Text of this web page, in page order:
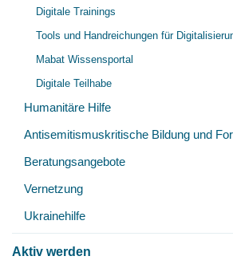
Digitale Trainings
Tools und Handreichungen für
Mabat Wissensportal
Digitale Teilhabe
Humanitäre Hilfe
Antisemitismuskritische Bildung und
Beratungsangebote
Vernetzung
Ukrainehilfe
Aktiv werden